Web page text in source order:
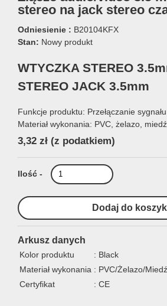
stereo na jack stereo
Odniesienie : B20104KFX
Stan: Nowy produkt
WTYCZKA STEREO
STEREO JACK 3.5mm
Funkcje produktu: Przełączanie
Materiał wykonania: PVC, żelazo, miedź
3,32 zł (z podatkiem)
Ilość -
Arkusz danych
Kolor produktu
: Black
Materiał wykonania : PVC/Żelazo/Miedź
Certyfikat
: CE